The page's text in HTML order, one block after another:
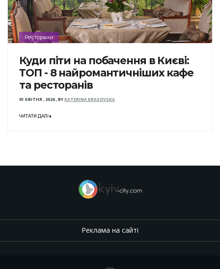
Ресторани
Куди піти на побачення в Києві:
ТОП - 8 найромантичніших кафе
та ресторанів
01 КВІТНЯ , 2026,BYKATERINA KRASOVSKA
ЧИТАТИ ДАЛІ
Реклама на сайті
.,.,.